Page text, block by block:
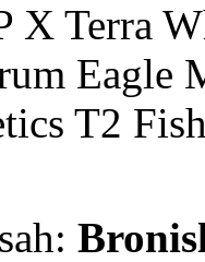
X Terra
Eagle
T2